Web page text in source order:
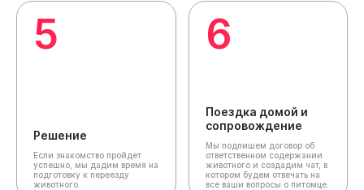
5
Решение
Если знакомство пройдет
успешно, мы дадим время на
подготовку к переезду
животного.
6
Поездка домой и
сопровождение
Мы подпишем договор об
ответственном содержании
животного и создадим чат, в
котором будем отвечать на
все ваши вопросы о питомце.